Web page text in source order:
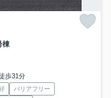
棟
歩31分
バリアフリー